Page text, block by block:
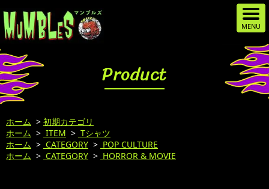
Product
ホーム > 初期カテゴリ
ホーム > ITEM > Tシャツ
ホーム > CATEGORY > POP CULTURE
ホーム > CATEGORY > HORROR & MOVIE